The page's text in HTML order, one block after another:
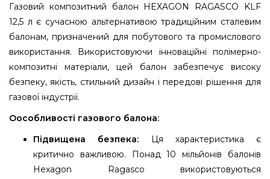
Газовий композитний балон HEXAGON RAGASCO KLF
12,5 л є сучасною альтернативою традиційним сталевим
балонам, призначений для побутового та промислового
використання. Використовуючи інноваційні полімерно-
композитні матеріали, цей балон забезпечує високу
безпеку, якість, стильний дизайн і передові рішення для
газової індустрії.
Оособливості газового балона:
Підвищена безпека: Ця характеристика є
критично важливою. Понад 10 мільйонів балонів
Hexagon Ragasco використовуються